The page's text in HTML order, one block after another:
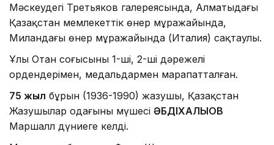
Мәскеудегі Третьяков галереясында, Алматыдағы
Қазақстан мемлекеттік өнер мұражайында,
Миландағы өнер мұражайында (Италия) сақтаулы.
Ұлы Отан соғысының 1-ші, 2-ші дәрежелі
ордендерімен, медальдармен марапатталған.
75 жыл бұрын (1936-1990) жазушы, Қазақстан
Жазушылар одағының мүшесі ӘБДІХАЛЫҚОВ
Маршалл дүниеге келді.